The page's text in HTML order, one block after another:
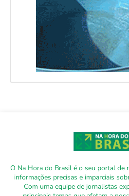
O Na Hora do Brasil é o seu portal de
informações precisas e imparciais
Com uma equipe de jornalistas